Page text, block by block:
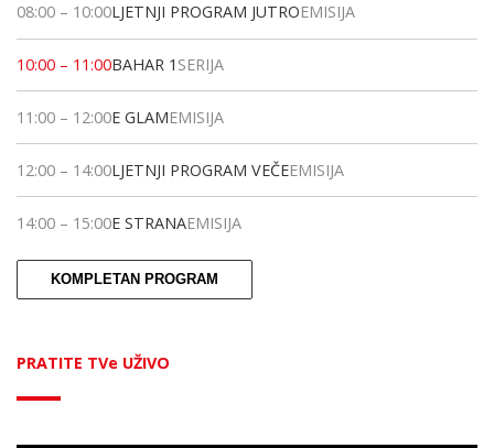
08:00 – 10:00LJETNJI PROGRAM JUTROEMISIJA
10:00 – 11:00BAHAR 1 SERIJA
11:00 – 12:00E GLAMEMISIJA
12:00 – 14:00LJETNJI PROGRAM VEČEEMISIJA
14:00 – 15:00E STRANAEMISIJA
KOMPLETAN PROGRAM
PRATITE TVe UŽIVO